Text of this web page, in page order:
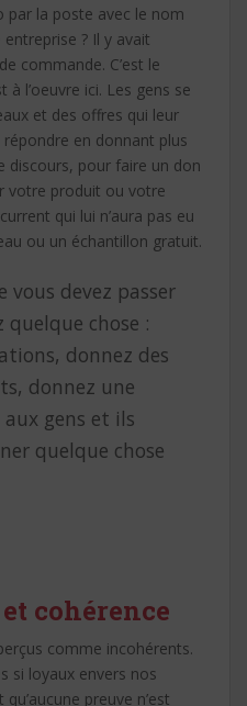
par la poste avec le nom
? Il y avait
commande. C’est le
l’oeuvre ici. Les gens se
et des offres qui leur
en donnant plus
discours, pour faire un don
votre produit ou votre
qui lui n’aura pas eu
ou un échantillon gratuit.
vous devez passer
quelque chose :
donnez des
donnez une
gens et ils
quelque chose
cohérence
comme incohérents.
si loyaux envers nos
preuve n’est